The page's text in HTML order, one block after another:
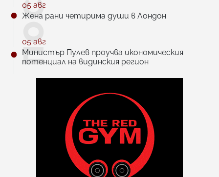
05 авг
Жена рани четирима души в Лондон
05 авг
Министър Пулев проучва икономическия
потенциал на видинския регион